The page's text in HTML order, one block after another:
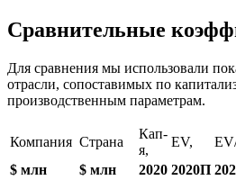
Сравнительные
Для сравнения мы использовали
отрасли, сопоставимых по
производственным параметрам.
Компания Страна
Кап-
я,
EV,
$ млн
$ млн 2020 2020П